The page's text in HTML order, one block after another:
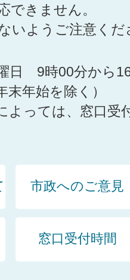
できません。
いようご注意くだ
日 9時00分から
末年始を除く）
よっては、窓口受
市政へのご意見
窓口受付時間